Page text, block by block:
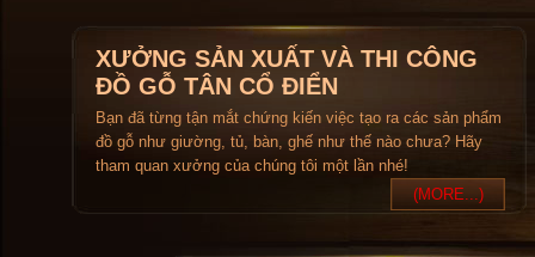
XƯỞNG SẢN XUẤT VÀ THI CÔNG
ĐỒ GỖ TÂN CỔ ĐIỂN
Bạn đã từng tận mắt chứng kiến việc tạo ra các sản phẩm
đồ gỗ như giường, tủ, bàn, ghế như thế nào chưa? Hãy
tham quan xưởng của chúng tôi một lần nhé!
(MORE...)